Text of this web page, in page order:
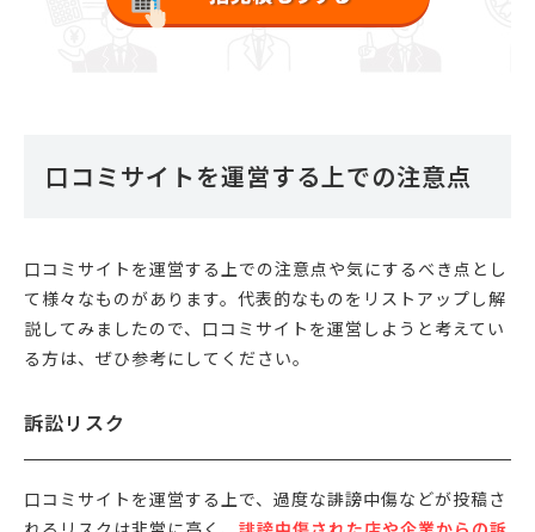
口コミサイトを運営する上での注意点
口コミサイトを運営する上での注意点や気にするべき点とし
て様々なものがあります。代表的なものをリストアップし解
説してみましたので、口コミサイトを運営しようと考えてい
る方は、ぜひ参考にしてください。
訴訟リスク
口コミサイトを運営する上で、過度な誹謗中傷などが投稿さ